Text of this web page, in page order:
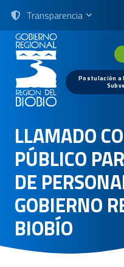
Transparencia
Postulación a
LLAMADO
PÚBLICO
DE
GOBIERNO
BIOBÍO